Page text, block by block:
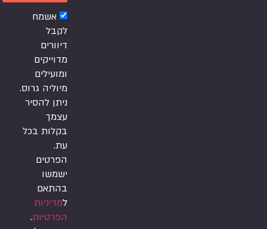
אשמח
לקבל
דיוורים
מדוייקים
ומועילים
מיוליה גרוס.
ניתן להסיר
עצמך
בקלות בכל
עת.
הפרטים
ישמשו
בהתאם
למדיניות
הפרטיות.